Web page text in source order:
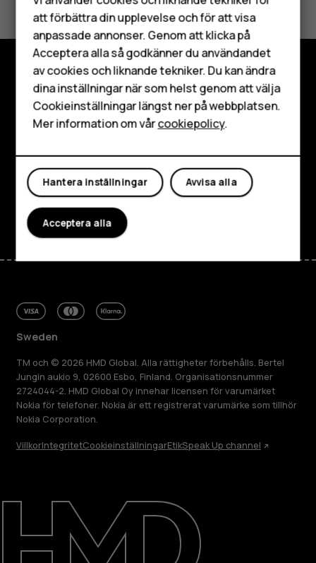
Mobiltelefoner
Tillbehör
HMD Terra M
Surfplattor
Reparera, återanvända, återvinna
Hållbarhet
Kundservice
Ja Nej
Utforska
Om
Kundservice
FacebookInstagram
Tiktok
Sweden
TM och © 2026 HMD Global. Alla rättigheter förbehålls. Bertel
Jungin aukio 9, 02600 Esbo, Finland. Organisationsnummer
2724044-2. HMD Global Oy innehar licensen för varumärket
Nokia för telefoner. Nokia är ett registrerat varumärke som tillhör
Nokia Corporation.
VillkorIntegritetCookieinställningarEtikSpeak Up channel
att förbättra din upplevelse och för att visa
anpassade annonser. Genom att klicka på
Acceptera alla så godkänner du användandet
av cookies och liknande tekniker. Du kan ändra
dina inställningar när som helst genom att välja
Cookieinställningar längst ner på webbplatsen.
Mer information om vårcookiepolicy.
Avvisa alla
Hantera inställningar
Acceptera alla